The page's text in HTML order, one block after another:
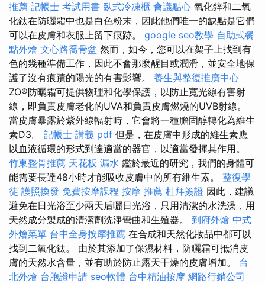
推薦 記帳士 考試用書 臥式冷凍櫃 會議點心 氧化鋅和二氧
化鈦在防曬霜中也是白色粉末，因此他們唯一的缺點是它們
可以在皮膚和衣服上留下痕跡。 google seo教學 自助式餐
點外燴 文心路喬骨盆 然而，如今，您可以在架子上找到有
色的幾種準備工作，因此不會那麼醒目或潤滑，並安全地保
護了沒有痕蹟的陽光的有害影響。 養生與整復推廣中心
ZO®防曬霜可提供物理和化學保護，以防止寬光線有害射
線，即負責皮膚老化的UVA和負責皮膚燃燒的UVB射線。
當皮膚暴露於紫外線輻射時，它會將一種膽固醇轉化為維生
素D3。 記帳士 講義 pdf 但是，在皮膚中形成的維生素應
以血液循環的形式到達適當的器官，以適當發揮其作用。
竹東整骨推薦 天花板 漏水 鑑於最近的研究，我們的身體可
能需要長達48小時才能吸收皮膚中的所有維生素。 整復學
徒 護照換發 免費按摩課程 按摩 推薦 杜拜簽證 因此，建議
避免在日光浴至少兩天后曬日光浴，只用清潔的水洗澡，用
天然成分製成的清潔劑洗淨彎曲和生殖器。 到府外燴 中式
外燴菜單 台中全身按摩推薦 在合成和天然化妝品中都可以
找到二氧化鈦。 由於其添加了保濕材料，防曬霜可抵消皮
膚的天然水含量，並有助於防止露天干燥的皮膚增加。 台
北外燴 台胞證申請 seo軟體 台中精油按摩 網路行銷公司